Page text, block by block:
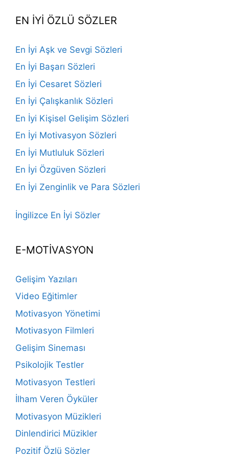
EN İYİ ÖZLÜ SÖZLER
En İyi Aşk ve Sevgi Sözleri
En İyi Başarı Sözleri
En İyi Cesaret Sözleri
En İyi Çalışkanlık Sözleri
En İyi Kişisel Gelişim Sözleri
En İyi Motivasyon Sözleri
En İyi Mutluluk Sözleri
En İyi Özgüven Sözleri
En İyi Zenginlik ve Para Sözleri
İngilizce En İyi Sözler
E-MOTİVASYON
Gelişim Yazıları
Video Eğitimler
Motivasyon Yönetimi
Motivasyon Filmleri
Gelişim Sineması
Psikolojik Testler
Motivasyon Testleri
İlham Veren Öyküler
Motivasyon Müzikleri
Dinlendirici Müzikler
Pozitif Özlü Sözler